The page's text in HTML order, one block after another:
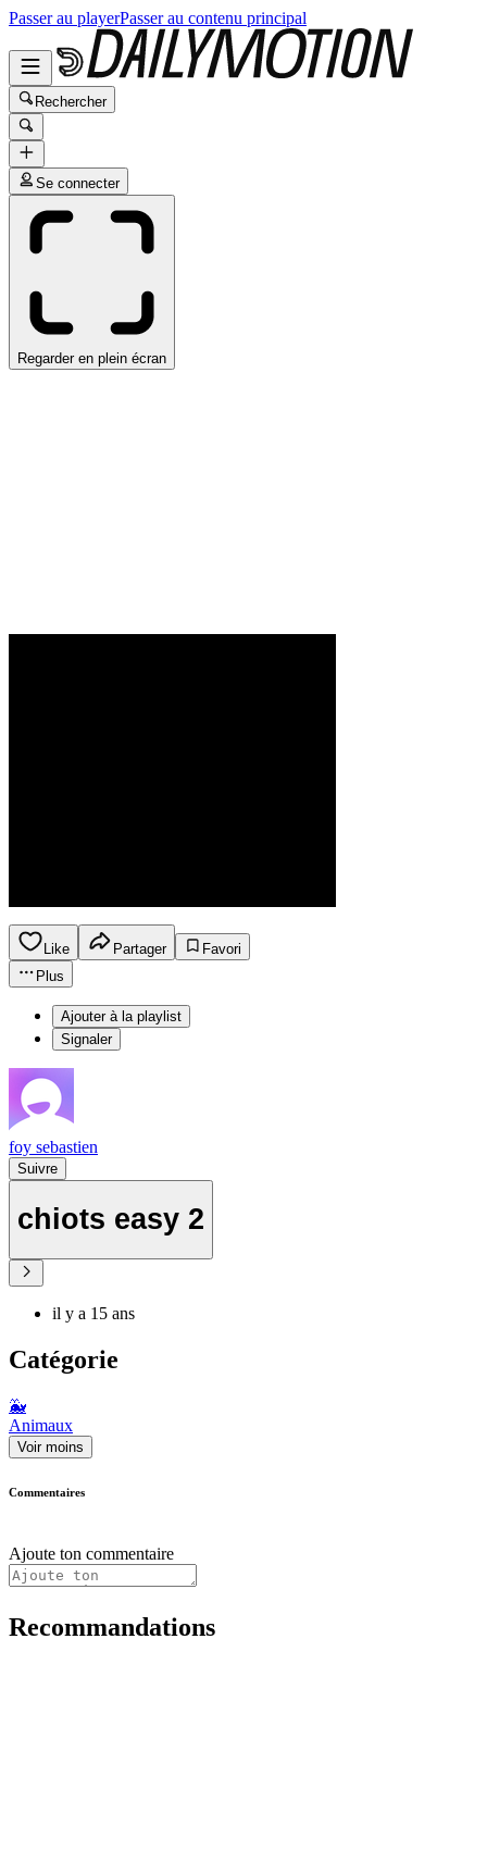
Passer au playerPasser au contenu principal
Rechercher
Se connecter
Regarder en plein écran
Like Partager
Favori
Plus
Ajouter à la playlist
Signaler
foy sebastien
Suivre
chiots easy 2
il y a 15 ans
Catégorie
🐳
Animaux
Voir moins
Commentaires
Ajoute ton commentaire
Recommandations